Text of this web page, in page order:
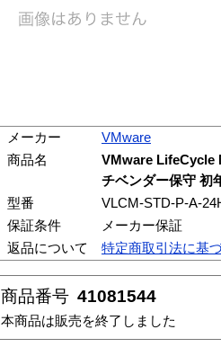
メーカー
VMware
商品名
VMware LifeCycle
チベンダー保守 初
型番
VLCM-STD-P-A-
保証条件
メーカー保証
返品について
特定商取引法に基
商品番号 41081544
本商品は販売を終了しました